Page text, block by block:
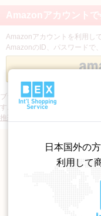
Amazonアカウントで
Amazonアカウントを利用し
AmazonのID、パスワードで
ブラウザによっては、
す。
推奨ブラウザはこちら
日本国外の
利用して